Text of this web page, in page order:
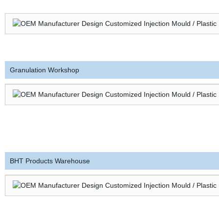
Granulation Workshop
BHT Products Warehouse